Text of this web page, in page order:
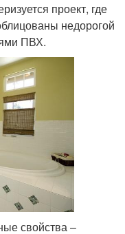
проект, где
недорогой
ПВХ.
свойства –